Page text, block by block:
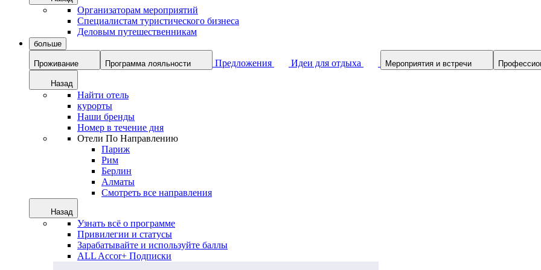
Организаторам мероприятий
Специалистам туристического бизнеса
Деловым путешественникам
больше
Проживание Программа лояльности Предложения Идеи для отдыха Мероприятия и встречи
Назад
Найти отель
курорты
Наши бренды
Номер в течение дня
Отели По Направлению
Париж
Рим
Берлин
Алматы
Смотреть все направления
Назад
Узнать всё о программе
Привилегии и статусы
Зарабатывайте и используйте баллы
ALL Accor+ Подписки